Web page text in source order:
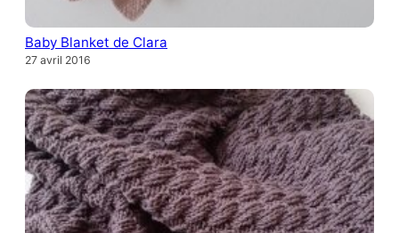
Baby Blanket de Clara
27 avril 2016